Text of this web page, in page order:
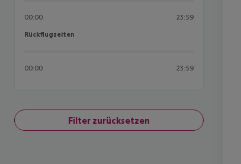
00:00 23:59
Rückflugzeiten
Rückflugzeiten
00:00 23:59
Filter zurücksetzen